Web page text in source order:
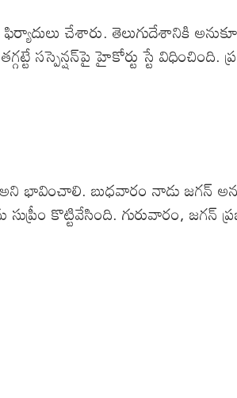
చేశారు. తెలుగుదేశానికి
హైకోర్టు స్టే విధించింది.
భావించాలి. బుధవారం నాడు జగన్
కొట్టివేసింది. గురువారం, జగన్